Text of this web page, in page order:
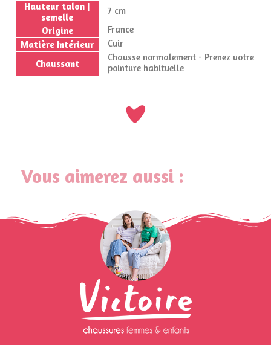
Hauteur talon |
semelle
7 cm
Origine
France
Matière Intérieur
Cuir
Chaussant
Chausse normalement - Prenez votre
pointure habituelle
Vous aimerez aussi :